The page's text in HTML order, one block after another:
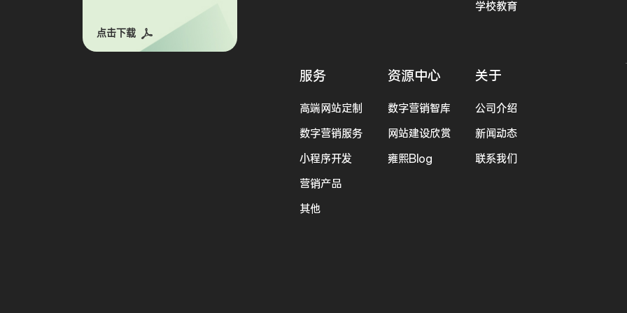
点击下载
学校教育
服务
高端网站定制
数字营销服务
小程序开发
营销产品
其他
资源中心
数字营销智库
网站建设欣赏
雍熙Blog
关于
公司介绍
新闻动态
联系我们